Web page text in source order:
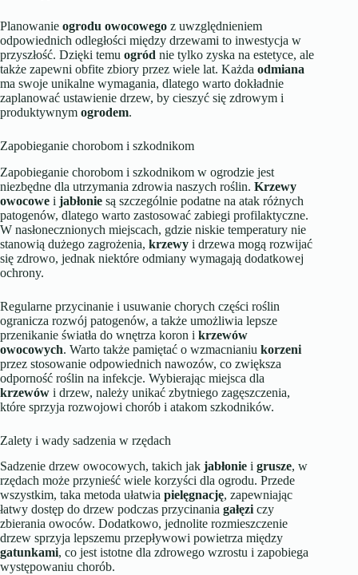
Planowanie ogrodu owocowego z uwzględnieniem
odpowiednich odległości między drzewami to inwestycja w
przyszłość. Dzięki temu ogród nie tylko zyska na estetyce, ale
także zapewni obfite zbiory przez wiele lat. Każda odmiana
ma swoje unikalne wymagania, dlatego warto dokładnie
zaplanować ustawienie drzew, by cieszyć się zdrowym i
produktywnym ogrodem.
Zapobieganie chorobom i szkodnikom
Zapobieganie chorobom i szkodnikom w ogrodzie jest
niezbędne dla utrzymania zdrowia naszych roślin. Krzewy
owocowe i jabłonie są szczególnie podatne na atak różnych
patogenów, dlatego warto zastosować zabiegi profilaktyczne.
W nasłonecznionych miejscach, gdzie niskie temperatury nie
stanowią dużego zagrożenia, krzewy i drzewa mogą rozwijać
się zdrowo, jednak niektóre odmiany wymagają dodatkowej
ochrony.
Regularne przycinanie i usuwanie chorych części roślin
ogranicza rozwój patogenów, a także umożliwia lepsze
przenikanie światła do wnętrza koron i krzewów
owocowych. Warto także pamiętać o wzmacnianiu korzeni
przez stosowanie odpowiednich nawozów, co zwiększa
odporność roślin na infekcje. Wybierając miejsca dla
krzewów i drzew, należy unikać zbytniego zagęszczenia,
które sprzyja rozwojowi chorób i atakom szkodników.
Zalety i wady sadzenia w rzędach
Sadzenie drzew owocowych, takich jak jabłonie i grusze, w
rzędach może przynieść wiele korzyści dla ogrodu. Przede
wszystkim, taka metoda ułatwia pielęgnację, zapewniając
łatwy dostęp do drzew podczas przycinania gałęzi czy
zbierania owoców. Dodatkowo, jednolite rozmieszczenie
drzew sprzyja lepszemu przepływowi powietrza między
gatunkami, co jest istotne dla zdrowego wzrostu i zapobiega
występowaniu chorób.